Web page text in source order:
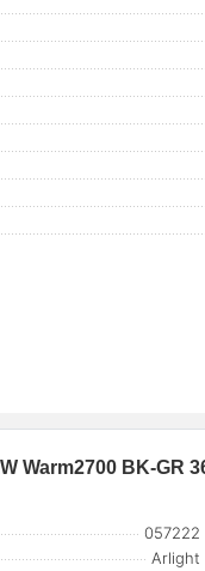
Warm2700 BK-GR
057222
Arlight